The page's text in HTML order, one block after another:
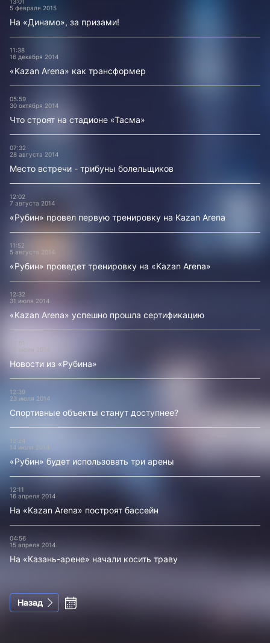
5 февраля 2015
На «Динамо», за призами!
11:38
16 декабря 2014
«Kazan Arena» как трансформер
05:59
30 октября 2014
Что строят на стадионе «Тасма»
07:32
28 августа 2014
Место встречи - трибуны болельщиков
12:02
7 августа 2014
«Рубин» провел первую тренировку на Kazan Arena
11:52
5 августа 2014
«Рубин» проведет тренировку на «Kazan Arena»
12:32
31 июля 2014
«Kazan Arena» успешно прошла сертификацию
07:51
25 июля 2014
Новости из «Рубина»
12:39
23 июля 2014
Спортивные объекты станут доступнее?
12:24
14 июля 2014
«Рубин» будет использовать три арены
12:11
16 апреля 2014
На «Kazan Arena» построят бассейн
04:56
15 апреля 2014
На «Казань-арене» начали косить траву
Назад